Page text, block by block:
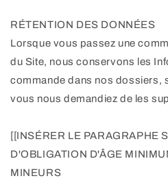
RÉTENTION DES DONNÉES
Lorsque vous passez une
du Site, nous conservons les
commande dans nos dossiers,
vous nous demandiez de les
[[INSÉRER LE PARAGRAPHE
D'OBLIGATION D'ÂGE
MINEURS